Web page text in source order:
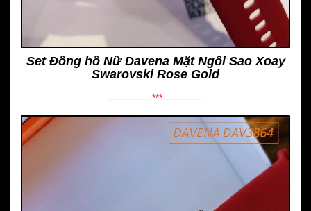
Set Đồng hồ Nữ Davena Mặt Ngôi Sao Xoay
Swarovski Rose Gold
-------------***------------